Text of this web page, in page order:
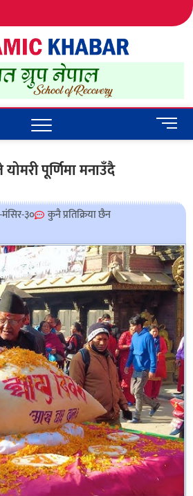
IN NEPAL
M
e
u
o
n
पूर्णिमा मनाउँदै
३० कुनै प्रतिक्रिया छैन